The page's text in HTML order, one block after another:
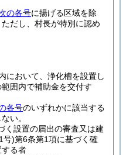
の各号に揚げる区域を除
ただし、村長が特別に認め
において、浄化槽を設置し
囲内で補助金を交付す
各号のいずれかに該当する
い。
く設置の届出の審査又は建
号)第6条第1項に基づく確
る者